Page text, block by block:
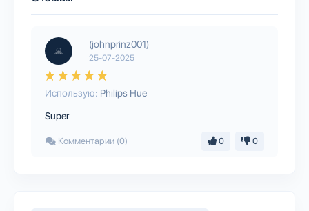
(johnprinz001)
25-07-2025
Использую: Philips Hue
Super
Комментарии (0) 0 0